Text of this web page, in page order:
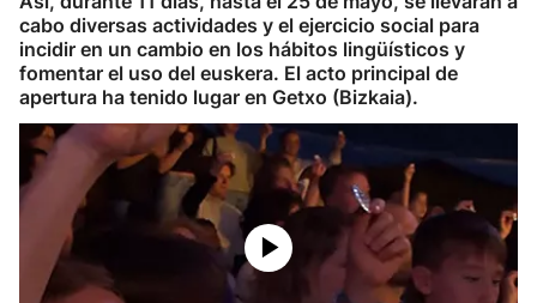
cabo diversas actividades y el ejercicio social para
incidir en un cambio en los hábitos lingüísticos y
fomentar el uso del euskera. El acto principal de
apertura ha tenido lugar en Getxo (Bizkaia).